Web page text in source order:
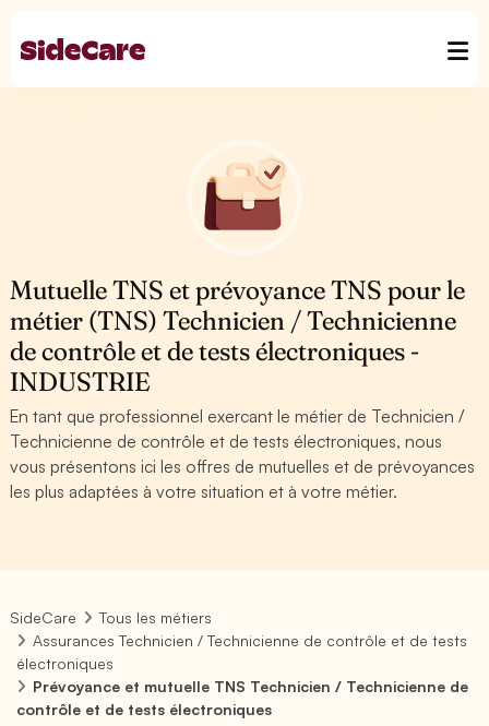
Mutuelle TNS et prévoyance TNS pour le
métier (TNS) Technicien / Technicienne
de contrôle et de tests électroniques -
INDUSTRIE
En tant que professionnel exercant le métier de Technicien /
Technicienne de contrôle et de tests électroniques, nous
vous présentons ici les offres de mutuelles et de prévoyances
les plus adaptées à votre situation et à votre métier.
SideCare
Tous les métiers
Assurances Technicien / Technicienne de contrôle et de tests
électroniques
Prévoyance et mutuelle TNS Technicien / Technicienne de
contrôle et de tests électroniques